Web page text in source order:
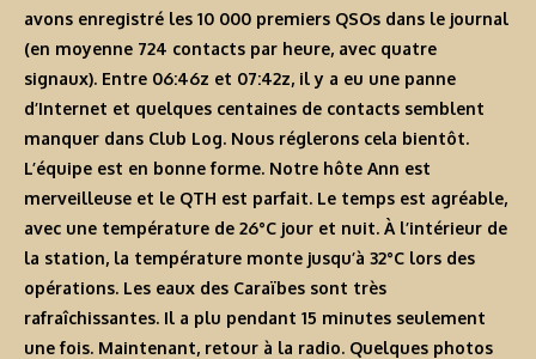
avons enregistré les 10 000 premiers QSOs dans le journal
(en moyenne 724 contacts par heure, avec quatre
signaux). Entre 06:46z et 07:42z, il y a eu une panne
d’Internet et quelques centaines de contacts semblent
manquer dans Club Log. Nous réglerons cela bientôt.
L’équipe est en bonne forme. Notre hôte Ann est
merveilleuse et le QTH est parfait. Le temps est agréable,
avec une température de 26°C jour et nuit. À l’intérieur de
la station, la température monte jusqu’à 32°C lors des
opérations. Les eaux des Caraïbes sont très
rafraîchissantes. Il a plu pendant 15 minutes seulement
une fois. Maintenant, retour à la radio. Quelques photos